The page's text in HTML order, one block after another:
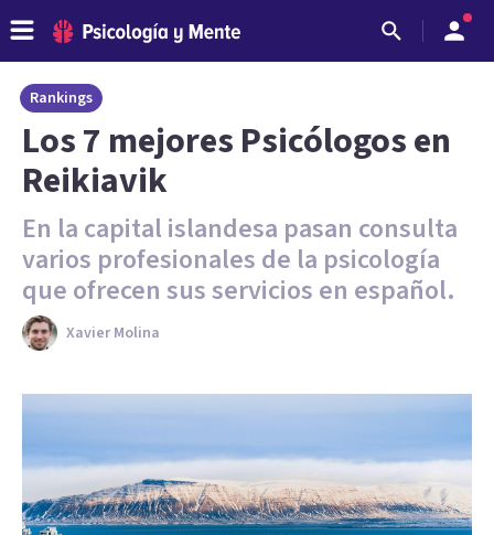
Rankings
Los 7 mejores Psicólogos en
Reikiavik
En la capital islandesa pasan consulta
varios profesionales de la psicología
que ofrecen sus servicios en español.
Xavier Molina